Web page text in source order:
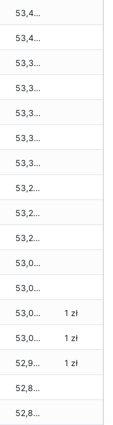
53,447 zł
53,435 zł
53,388 zł
53,364 zł
53,364 zł
53,340 zł
53,340 zł
53,270 zł
53,270 zł
53,211 zł
53,077 zł
53,042 zł
53,042 zł 1 zł
53,030 zł 1 zł
52,931 zł 1 zł
52,896 zł
52,861 zł